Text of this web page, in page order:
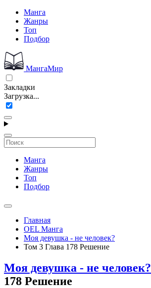
Манга
Жанры
Топ
Подбор
МангаМир
Закладки
Загрузка...
Манга
Жанры
Топ
Подбор
Главная
OEL Манга
Моя девушка - не человек?
Том 3 Глава 178 Решение
Моя девушка - не человек?
178 Решение